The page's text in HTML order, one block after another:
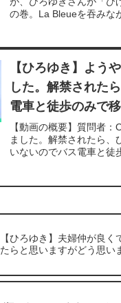
の巻。La Bleueを吞み
【ひろゆき】よう
した。解禁された
電車と徒歩のみで
【動画の概要】質問者
ました。解禁されたら、
いないのでバス電車と徒
【ひろゆき】夫婦仲が良
たらと思いますがどう思